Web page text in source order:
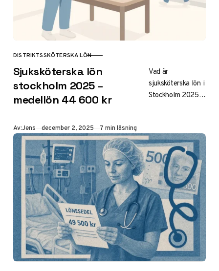
KATEGORI
DISTRIKTSSKÖTERSKA LÖN
Sjuksköterska lön
stockholm 2025 –
medellön 44 600 kr
Vad är
sjuksköterska lön i
Stockholm 2025?
38 500 kr. Jämför
med
riksgenomsnitt,
OB-tillägg,
specialisering och
tips för högre lön
trots höga
boendekostnader.
Av:Jens Publicerad
december 2, 2025 7 min läsning